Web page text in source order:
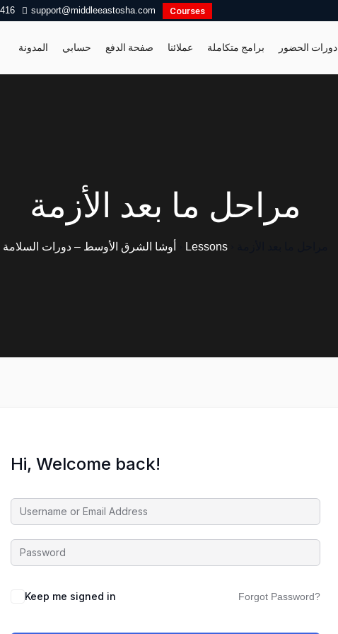
support@middleeastosha.com Courses
دورات الحضور برامج متكاملة عملائنا صفحة الدفع حسابي المدونة
مراحل ما بعد الأزمة
أوشا الشرق الأوسط – دورات السلامة Lessons
Hi, Welcome back!
Keep me signed in Forgot Password?